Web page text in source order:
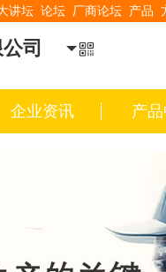
讲坛 论坛 厂商论坛 产品
司
企业资讯 产